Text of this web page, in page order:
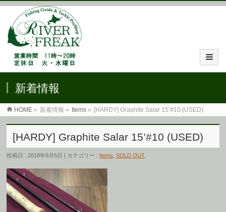
新着情報
HOME » 新着情報 » Items » [HARDY] Graphite Salar 15’#10 (USED)
[HARDY] Graphite Salar 15’#10 (USED)
投稿日 : 2018年5月5日 | カテゴリー : Items ,SOLD OUT